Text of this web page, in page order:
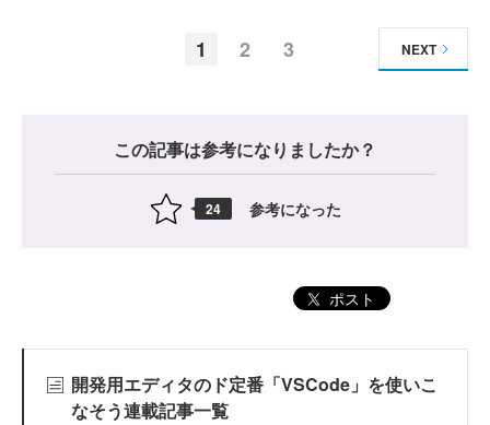
1 2 3 NEXT
この記事は参考になりましたか？
24 参考になった
ポスト
開発用エディタのド定番「VSCode」を使いこ
なそう連載記事一覧